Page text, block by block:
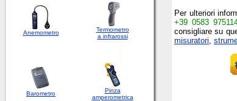
Anemometro
Termometro
a infrarossi
Barometro
Pinza
amperometrica
Per ulteriori
+39 0583
consigliare su
misuratori,